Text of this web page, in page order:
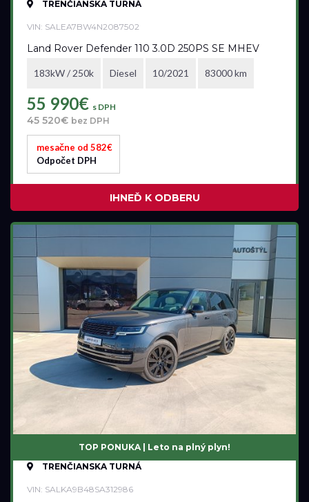
TRENČIANSKA TURNÁ
VIN: SALEA7BW4N2087502
Land Rover Defender 110 3.0D 250PS SE MHEV
183kW / 250k Diesel 10/2021 83000 km
55 990€ s DPH
45 520€ bez DPH
mesačne od 582€
Odpočet DPH
IHNEĎ K ODBERU
TOP PONUKA | Leto na plný plyn!
TRENČIANSKA TURNÁ
VIN: SALKA9B48SA312986